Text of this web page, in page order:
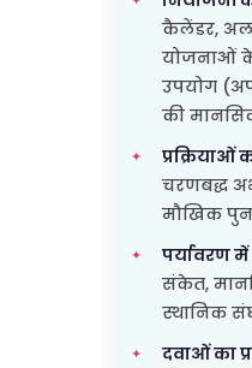
कैलेंडर,
योजनाओं के
उपयोग
की
प्रक्रियाओं
चरणबद्ध
मौखिक
पर्यावरण
संकेत,
स्थानिक
दवाओं का